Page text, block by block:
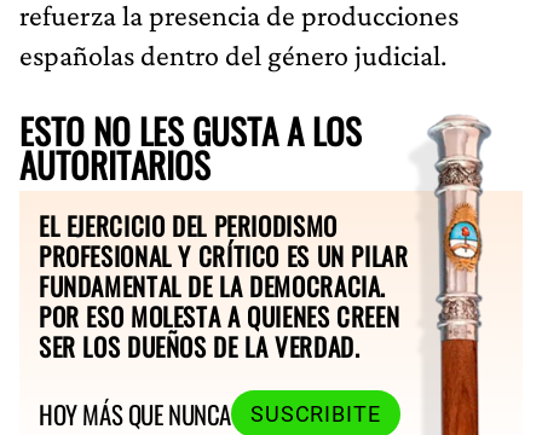
refuerza la presencia de producciones
españolas dentro del género judicial.
ESTO NO LES GUSTA A LOS
AUTORITARIOS
EL EJERCICIO DEL PERIODISMO
PROFESIONAL Y CRÍTICO ES UN PILAR
FUNDAMENTAL DE LA DEMOCRACIA.
POR ESO MOLESTA A QUIENES CREEN
SER LOS DUEÑOS DE LA VERDAD.
HOY MÁS QUE NUNCA
SUSCRIBITE